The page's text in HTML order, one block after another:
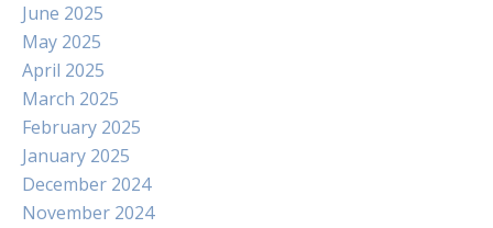
June 2025
May 2025
April 2025
March 2025
February 2025
January 2025
December 2024
November 2024